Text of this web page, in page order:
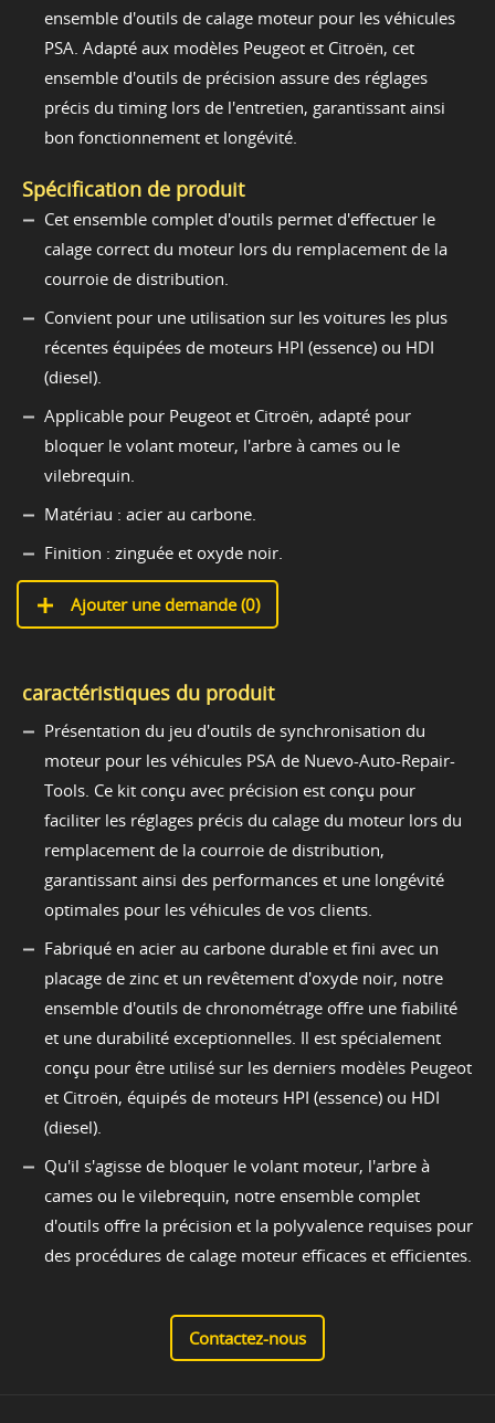
ensemble d'outils de calage moteur pour les véhicules
PSA. Adapté aux modèles Peugeot et Citroën, cet
ensemble d'outils de précision assure des réglages
précis du timing lors de l'entretien, garantissant ainsi
bon fonctionnement et longévité.
Spécification de produit
Cet ensemble complet d'outils permet d'effectuer le
calage correct du moteur lors du remplacement de la
courroie de distribution.
Convient pour une utilisation sur les voitures les plus
récentes équipées de moteurs HPI (essence) ou HDI
(diesel).
Applicable pour Peugeot et Citroën, adapté pour
bloquer le volant moteur, l'arbre à cames ou le
vilebrequin.
Matériau : acier au carbone.
Finition : zinguée et oxyde noir.
Ajouter une demande (0)
caractéristiques du produit
Présentation du jeu d'outils de synchronisation du
moteur pour les véhicules PSA de Nuevo-Auto-Repair-
Tools. Ce kit conçu avec précision est conçu pour
faciliter les réglages précis du calage du moteur lors du
remplacement de la courroie de distribution,
garantissant ainsi des performances et une longévité
optimales pour les véhicules de vos clients.
Fabriqué en acier au carbone durable et fini avec un
placage de zinc et un revêtement d'oxyde noir, notre
ensemble d'outils de chronométrage offre une fiabilité
et une durabilité exceptionnelles. Il est spécialement
conçu pour être utilisé sur les derniers modèles Peugeot
et Citroën, équipés de moteurs HPI (essence) ou HDI
(diesel).
Qu'il s'agisse de bloquer le volant moteur, l'arbre à
cames ou le vilebrequin, notre ensemble complet
d'outils offre la précision et la polyvalence requises pour
des procédures de calage moteur efficaces et efficientes.
Contactez-nous